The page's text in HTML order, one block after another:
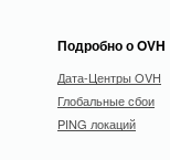
Подробно о OVH
Дата-Центры OVH
Глобальные сбои
PING локаций